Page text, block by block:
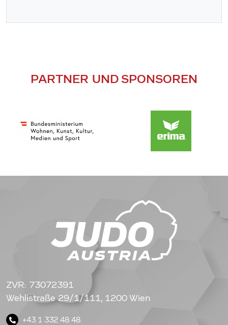
PARTNER UND SPONSOREN
ZVR: 73072391
Wehlistraße 29/1/111, 1200 Wien
+43 1 332 48 48